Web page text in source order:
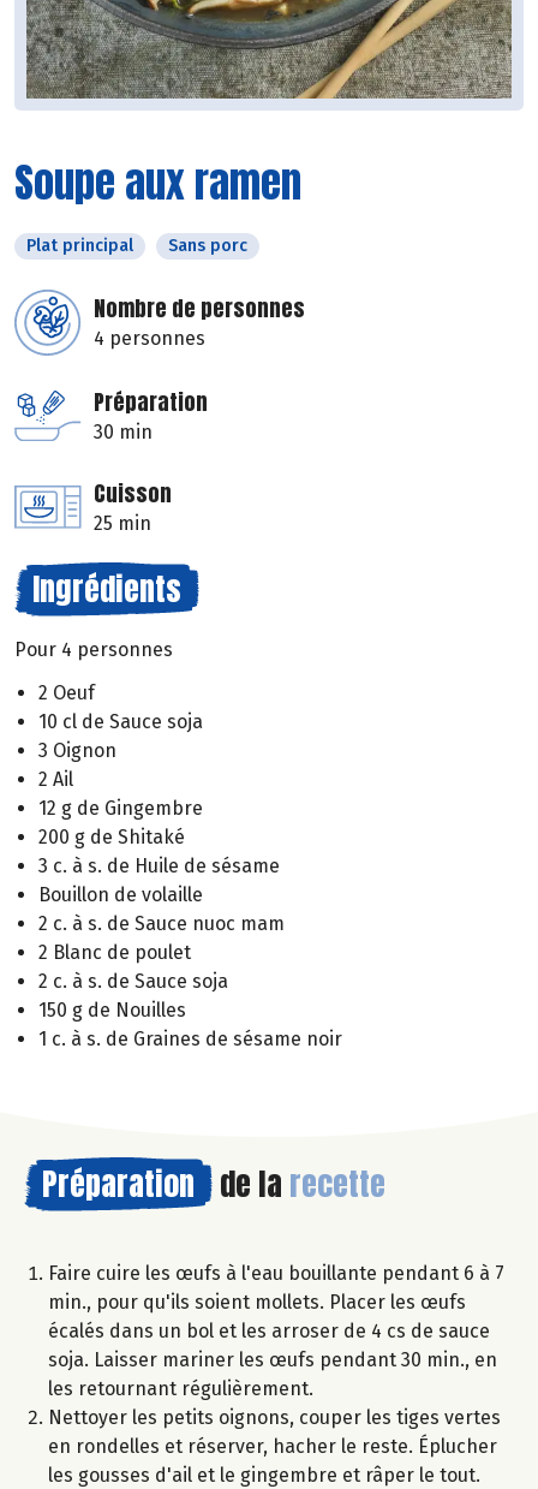
Soupe aux ramen
Plat principal Sans porc
Nombre de personnes
4 personnes
Préparation
30 min
Cuisson
25 min
Ingrédients
Pour 4 personnes
2 Oeuf
10 cl de Sauce soja
3 Oignon
2 Ail
12 g de Gingembre
200 g de Shitaké
3 c. à s. de Huile de sésame
Bouillon de volaille
2 c. à s. de Sauce nuoc mam
2 Blanc de poulet
2 c. à s. de Sauce soja
150 g de Nouilles
1 c. à s. de Graines de sésame noir
Préparation de la recette
Faire cuire les œufs à l'eau bouillante pendant 6 à 7
min., pour qu'ils soient mollets. Placer les œufs
écalés dans un bol et les arroser de 4 cs de sauce
soja. Laisser mariner les œufs pendant 30 min., en
les retournant régulièrement.
Nettoyer les petits oignons, couper les tiges vertes
en rondelles et réserver, hacher le reste. Éplucher
les gousses d'ail et le gingembre et râper le tout.